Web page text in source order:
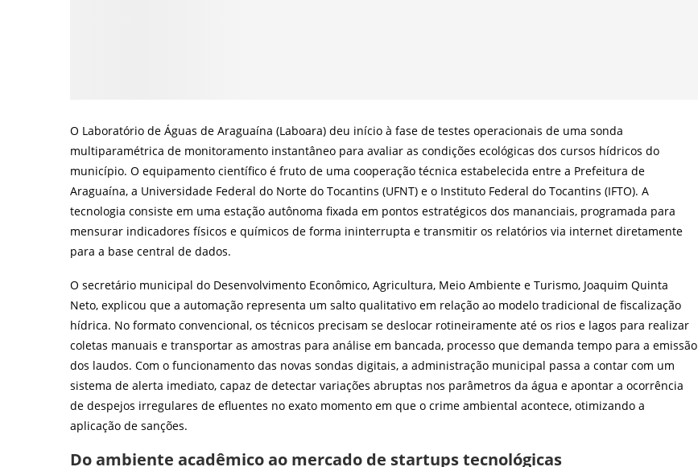
O Laboratório de Águas de Araguaína (Laboara) deu início à fase de testes operacionais de uma sonda
multiparamétrica de monitoramento instantâneo para avaliar as condições ecológicas dos cursos hídricos do
município. O equipamento científico é fruto de uma cooperação técnica estabelecida entre a Prefeitura de
Araguaína, a Universidade Federal do Norte do Tocantins (UFNT) e o Instituto Federal do Tocantins (IFTO). A
tecnologia consiste em uma estação autônoma fixada em pontos estratégicos dos mananciais, programada para
mensurar indicadores físicos e químicos de forma ininterrupta e transmitir os relatórios via internet diretamente
para a base central de dados.
O secretário municipal do Desenvolvimento Econômico, Agricultura, Meio Ambiente e Turismo, Joaquim Quinta
Neto, explicou que a automação representa um salto qualitativo em relação ao modelo tradicional de fiscalização
hídrica. No formato convencional, os técnicos precisam se deslocar rotineiramente até os rios e lagos para realizar
coletas manuais e transportar as amostras para análise em bancada, processo que demanda tempo para a emissão
dos laudos. Com o funcionamento das novas sondas digitais, a administração municipal passa a contar com um
sistema de alerta imediato, capaz de detectar variações abruptas nos parâmetros da água e apontar a ocorrência
de despejos irregulares de efluentes no exato momento em que o crime ambiental acontece, otimizando a
aplicação de sanções.
Do ambiente acadêmico ao mercado de startups tecnológicas